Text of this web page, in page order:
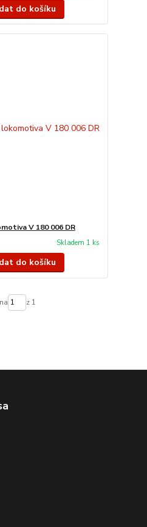
do košíku
V 180 006 DR
Skladem 1 ks
do košíku
z 1